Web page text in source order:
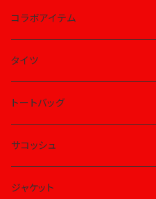
コラボアイテム
タイツ
トートバッグ
サコッシュ
ジャケット